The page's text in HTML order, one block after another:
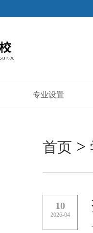
专业设置
首页 >
10
2026-04